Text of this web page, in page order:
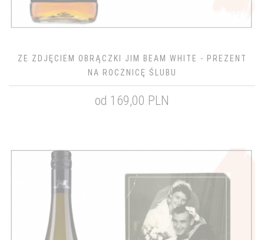
ZE ZDJĘCIEM OBRĄCZKI JIM BEAM WHITE - PREZENT
NA ROCZNICĘ ŚLUBU
od 169,00 PLN